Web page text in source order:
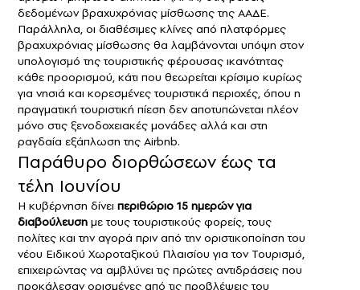
δεδομένων βραχυχρόνιας μίσθωσης της ΑΑΔΕ.
Παράλληλα, οι διαθέσιμες κλίνες από πλατφόρμες
βραχυχρόνιας μίσθωσης θα λαμβάνονται υπόψη στον
υπολογισμό της τουριστικής φέρουσας ικανότητας
κάθε προορισμού, κάτι που θεωρείται κρίσιμο κυρίως
για νησιά και κορεσμένες τουριστικά περιοχές, όπου η
πραγματική τουριστική πίεση δεν αποτυπώνεται πλέον
μόνο στις ξενοδοχειακές μονάδες αλλά και στη
ραγδαία εξάπλωση της Airbnb.
Παράθυρο διορθώσεων έως τα
τέλη Ιουνίου
Η κυβέρνηση δίνει περιθώριο 15 ημερών για
διαβούλευση με τους τουριστικούς φορείς, τους
πολίτες και την αγορά πριν από την οριστικοποίηση του
νέου Ειδικού Χωροταξικού Πλαισίου για τον Τουρισμό,
επιχειρώντας να αμβλύνει τις πρώτες αντιδράσεις που
προκάλεσαν ορισμένες από τις προβλέψεις του